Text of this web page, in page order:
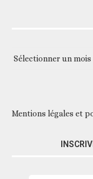
Mentions légales et